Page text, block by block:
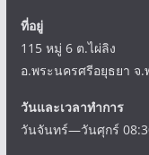
ที่อยู่
115 หมู่ 6 ต.ไผ่ลิง
อ.พระนครศรีอยุธยา จ
วันและเวลาทำการ
วันจันทร์—วันศุกร์